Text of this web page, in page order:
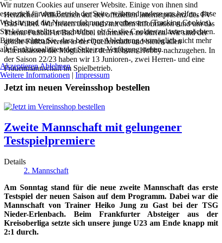
Herzlichen Willkommen auf der offiziellen Internetpräsenz des FV
Bad Vilbel. Wir freuen uns, euch mit allen Information rund um das
Thema Fußball in Bad Vilbel informieren zu dürfen. Wir sind der
größte Fußballverein in der Quellenstadt und bieten allen
Altersklassen die Möglichkeit dem liebsten Hobby nachzugehen. In
der Saison 22/23 haben wir 13 Junioren-, zwei Herren- und eine
Frauenmannschaft im Spielbetrieb.
Jetzt im neuen Vereinsshop bestellen
Zweite Mannschaft mit gelungener
Testspielpremiere
Details
2. Mannschaft
Am Sonntag stand für die neue zweite Mannschaft das erste
Testspiel der neuen Saison auf dem Programm. Dabei war die
Mannschaft von Trainer Heiko Jung zu Gast bei der TSG
Nieder-Erlenbach. Beim Frankfurter Absteiger aus der
Kreisoberliga setzte sich unsere junge U23 am Ende knapp mit
2:1 durch.
Wir nutzen Cookies auf unserer Website. Einige von ihnen sind
essenziell für den Betrieb der Seite, während andere uns helfen, diese
Website und die Nutzererfahrung zu verbessern (Tracking Cookies).
Sie können selbst entscheiden, ob Sie die Cookies zulassen möchten.
Bitte beachten Sie, dass bei einer Ablehnung womöglich nicht mehr
alle Funktionalitäten der Seite zur Verfügung stehen.
AkzeptierenAblehnen
Weitere Informationen | Impressum